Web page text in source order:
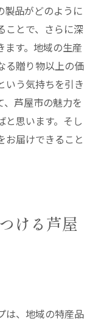
製品がどのように
ことで、さらに深
ます。地域の生産
る贈り物以上の価
いう気持ちを引き
芦屋市の魅力を
と思います。そし
お届けできること
ける芦屋
は、地域の特産品